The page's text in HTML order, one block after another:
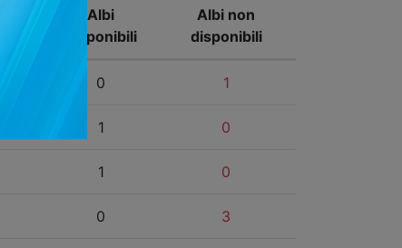
Albi
disponibili
Albi non
disponibili
0 1
1 0
1 0
0 3